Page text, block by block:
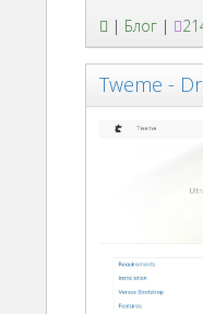
| Блог |
Tweme -